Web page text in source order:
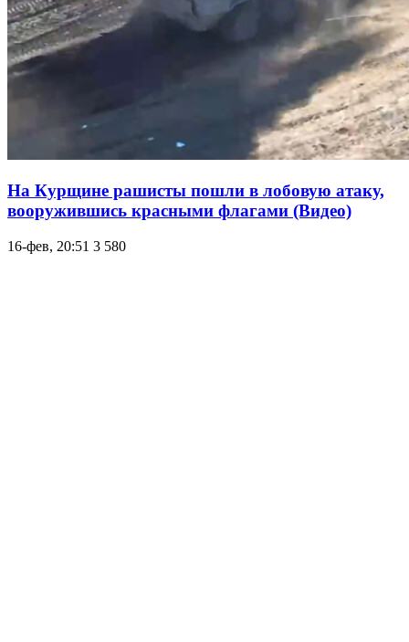
На Курщине рашисты пошли в лобовую атаку,
вооружившись красными флагами (Видео)
16-фев, 20:51 3 580